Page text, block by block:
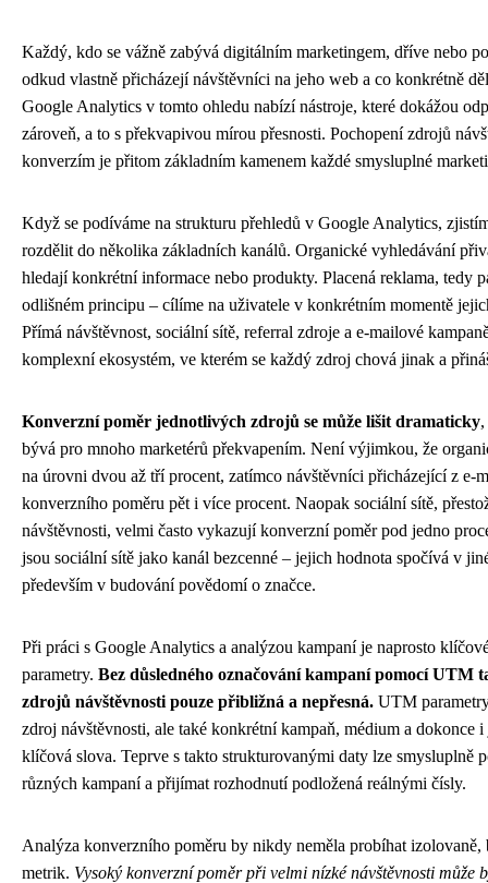
Každý, kdo se vážně zabývá digitálním marketingem, dříve nebo
odkud vlastně přicházejí návštěvníci na jeho web a co konkrétně
Google Analytics v tomto ohledu nabízí nástroje, které dokážou
zároveň, a to s překvapivou mírou přesnosti. Pochopení zdrojů
konverzím je přitom základním kamenem každé smysluplné
Když se podíváme na strukturu přehledů v Google Analytics,
rozdělit do několika základních kanálů. Organické vyhledávání
hledají konkrétní informace nebo produkty. Placená reklama, tedy
odlišném principu – cílíme na uživatele v konkrétním momentě
Přímá návštěvnost, sociální sítě, referral zdroje a e-mailové
komplexní ekosystém, ve kterém se každý zdroj chová jinak a
Konverzní poměr jednotlivých zdrojů se může lišit dramaticky
bývá pro mnoho marketérů překvapením. Není výjimkou, že
na úrovni dvou až tří procent, zatímco návštěvníci přicházející z e-
konverzního poměru pět i více procent. Naopak sociální sítě,
návštěvnosti, velmi často vykazují konverzní poměr pod jedno
jsou sociální sítě jako kanál bezcenné – jejich hodnota spočívá v
především v budování povědomí o značce.
Při práci s Google Analytics a analýzou kampaní je naprosto
parametry. Bez důsledného označování kampaní pomocí UTM
zdrojů návštěvnosti pouze přibližná a nepřesná. UTM
zdroj návštěvnosti, ale také konkrétní kampaň, médium a dokonce
klíčová slova. Teprve s takto strukturovanými daty lze smysluplně
různých kampaní a přijímat rozhodnutí podložená reálnými čísly.
Analýza konverzního poměru by nikdy neměla probíhat izolovaně,
metrik. Vysoký konverzní poměr při velmi nízké návštěvnosti může